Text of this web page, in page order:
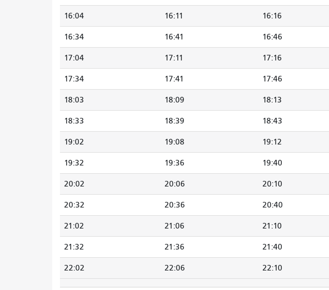
16:04 16:11 16:16
16:34 16:41 16:46
17:04 17:11 17:16
17:34 17:41 17:46
18:03 18:09 18:13
18:33 18:39 18:43
19:02 19:08 19:12
19:32 19:36 19:40
20:02 20:06 20:10
20:32 20:36 20:40
21:02 21:06 21:10
21:32 21:36 21:40
22:02 22:06 22:10